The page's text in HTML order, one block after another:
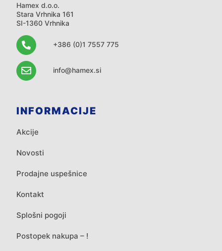
Hamex d.o.o.
Stara Vrhnika 161
SI-1360 Vrhnika
+386 (0)1 7557 775
info@hamex.si
INFORMACIJE
Akcije
Novosti
Prodajne uspešnice
Kontakt
Splošni pogoji
Postopek nakupa – !